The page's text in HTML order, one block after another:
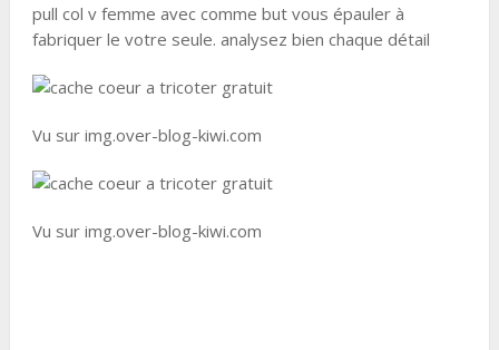
pull col v femme avec comme but vous épauler à
fabriquer le votre seule. analysez bien chaque détail
Vu sur img.over-blog-kiwi.com
Vu sur img.over-blog-kiwi.com